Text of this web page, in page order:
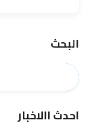
البحث
احدث االاخبار